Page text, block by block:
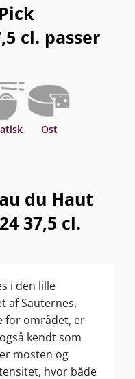
cl. passer
Ost
du Haut
37,5 cl.
i den lille
af Sauternes.
for området, er
kendt som
mosten og
hvor både